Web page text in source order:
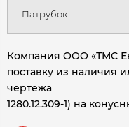
Патрубок
Компания ООО «ТМС
поставку из наличия
чертежа
1280.12.309-1) на